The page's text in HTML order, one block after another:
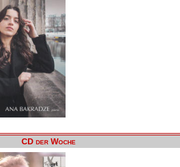
CD der Woche